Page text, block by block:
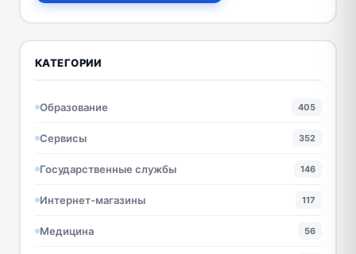
КАТЕГОРИИ
Образование 405
Сервисы 352
Государственные службы 146
Интернет-магазины 117
Медицина 56